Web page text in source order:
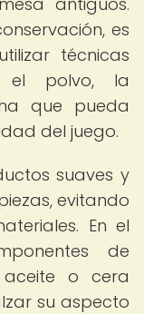
es
técnicas
el polvo, la
que pueda
del juego.
suaves y
evitando
En el
de
o cera
su aspecto